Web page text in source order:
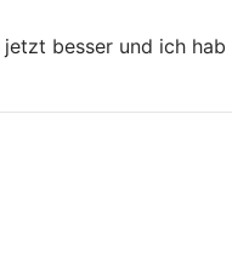
besser und ich